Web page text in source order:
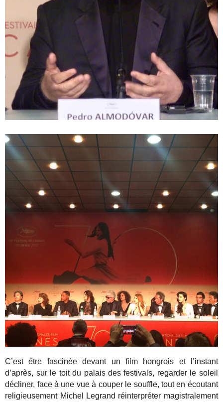
C’est être fascinée devant un film hongrois et l’instant
d’après, sur le toit du palais des festivals, regarder le soleil
décliner, face à une vue à couper le souffle, tout en écoutant
religieusement Michel Legrand réinterpréter magistralement